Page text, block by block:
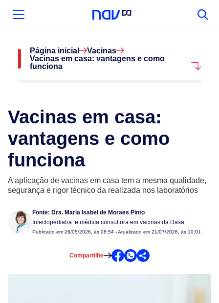
Página inicial
Vacinas
Vacinas em casa: vantagens e como
funciona
Vacinas em casa:
vantagens e como
funciona
A aplicação de vacinas em casa tem a mesma qualidade,
segurança e rigor técnico da realizada nos laboratórios
Fonte: Dra. Maria Isabel de Moraes Pinto
Infectopediatra e médica consultora em vacinas da Dasa
Publicado em 26/05/2026, às 08:54 - Atualizado em 21/07/2026, às 10:01
Compartilhe